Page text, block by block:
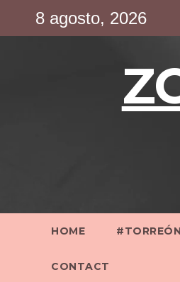
8 agosto, 2026
HOME
CONTACT